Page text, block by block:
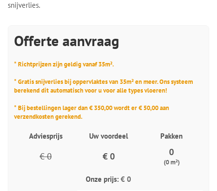
snijverlies.
Offerte aanvraag
* Richtprijzen zijn geldig vanaf 35m².
* Gratis snijverlies bij oppervlaktes van 35m² en meer. Ons systeem
berekend dit automatisch voor u voor alle types vloeren!
* Bij bestellingen lager dan € 350,00 wordt er € 50,00 aan
verzendkosten gerekend.
Adviesprijs Uw voordeel Pakken
€ 0 € 0 0
(0 m²)
Onze prijs: € 0